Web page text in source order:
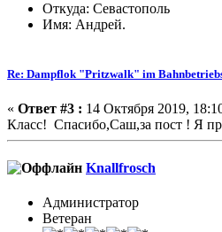
Откуда: Севастополь
Имя: Андрей.
Re: Dampflok "Pritzwalk" im
« Ответ #3 : 14 Октября 2019,
Класс! Спасибо,Саш,за пост ! Я
Knallfrosch
Администратор
Ветеран